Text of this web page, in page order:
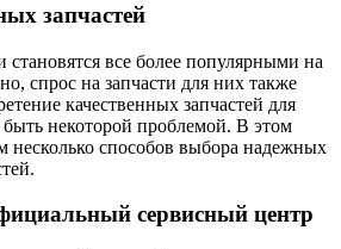
запчастей
все более популярными на
спрос на запчасти для них также
качественных запчастей для
некоторой проблемой. В этом
несколько способов выбора надежных
сервисный центр